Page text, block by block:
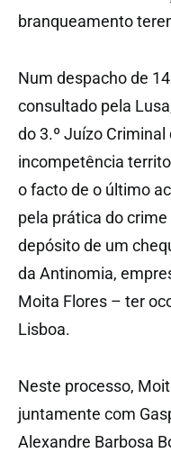
branqueamento
Num despacho de
consultado pela
do 3.º Juízo
incompetência
o facto de o último
pela prática do
depósito de um
da Antinomia,
Moita Flores – ter
Lisboa.
Neste processo,
juntamente com
Alexandre Barbosa